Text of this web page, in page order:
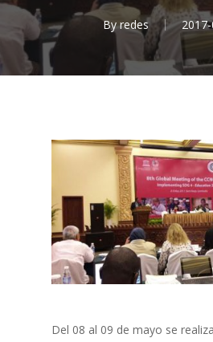
By redes
Del 08 al 09 de mayo se